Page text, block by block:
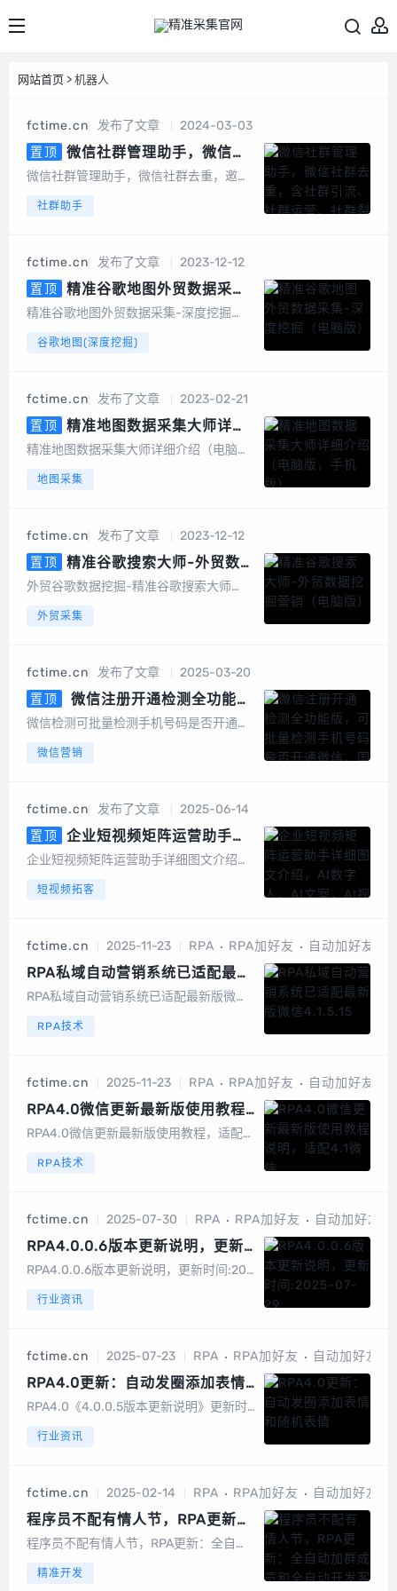
网站首页 > 机器人
fctime.cn 发布了文章
2024-03-03
置顶
微信社群管理助手，微信社
群去重，含社群引流、社群运营、
自动回复、清理僵尸粉等等智能功
微信社群管理助手，微信社群去重，邀请
端开发的群管辅助软件，为团队及企业提
开。2、另外，也有企微版必销客，企销
客可以...
社群助手
fctime.cn 发布了文章
2023-12-12
置顶
精准谷歌地图外贸数据采集-
深度挖掘（电脑版）
精准谷歌地图外贸数据采集-深度挖掘
基于谷歌地图数据采集的软件，可以采集
词采集、一键采集邮箱、一键导出、数据
去重等，更...
谷歌地图(深度挖掘)
fctime.cn 发布了文章
2023-02-21
置顶
精准地图数据采集大师详细
介绍（电脑版，手机版）
精准地图数据采集大师详细介绍（电脑
精准地图数据采集大师安卓手机版是一款
地图采集
fctime.cn 发布了文章
2023-12-12
置顶
精准谷歌搜索大师-外贸数据
挖掘营销（电脑版）
外贸谷歌数据挖掘-精准谷歌搜索大师
以google搜索引擎作为基础进行智能数据
acebook、linkin、twitt...
外贸采集
fctime.cn 发布了文章
2025-03-20
置顶
微信注册开通检测全功能
版，可批量检测手机号码是否开通
筛选，国外号码，微信号QQ号等
微信检测可批量检测手机号码是否开通微
微信号QQ号等多种号码格式用户批量上传
来，高速筛选、精准无痕，有效降低运营
成本节...
微信营销
fctime.cn 发布了文章
2025-06-14
置顶
企业短视频矩阵运营助手详
细图文介绍，AI数字人，AI文案，
企业短视频矩阵运营助手详细图文介绍算
积分，1元100积分以数字人克隆为例短视
务管理图文矩阵管理UGC裂变码多模式视
频...
短视频拓客
fctime.cn 2025-11-23 RPA RPA加好友 自动加好友
RPA私域自动营销系统已适配最新
版微信4.1.5.15
RPA私域自动营销系统已适配最新版微信
5】及【4.1.5.16】!微信4.0.5版本后，官
“讲述人&...
RPA技术
fctime.cn 2025-11-23 RPA RPA加好友 自动加好友
RPA4.0微信更新最新版使用教程
说明，适配4.1微信
RPA4.0微信更新最新版使用教程，适配4.
自动化加好友是必选项？在私域流量竞争
始终受三大限制：产能天花板：单人单...
RPA技术
fctime.cn 2025-07-30 RPA RPA加好友 自动加好友
RPA4.0.0.6版本更新说明，更新
时间:2025-07-29
RPA4.0.0.6版本更新说明，更新时间:202
人超过5000的场景软件功能截图登录账
行业资讯
fctime.cn 2025-07-23 RPA RPA加好友 自动加好友
RPA4.0更新：自动发圈添加表情
和随机表情
RPA4.0《4.0.0.5版本更新说明》更新时
(2 发圈添加表情和随机表情。3 优化加载
（免费3天...
行业资讯
fctime.cn 2025-02-14 RPA RPA加好友 自动加好友
程序员不配有情人节，RPA更新：
全自动加群成员和全自动开发客户
程序员不配有情人节，RPA更新：全自动
呼...
精准开发